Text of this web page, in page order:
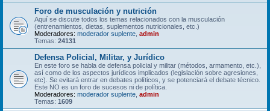
Foro de musculación y nutrición
Aquí se discute todos los temas relacionados con la musculación
(entrenamientos, dietas, suplementos nutricionales, etc.)
Moderadores: moderador suplente admin
Temas: 24131
Defensa Policial, Militar, y Jurídico
En este foro se habla de defensa policial y militar (métodos, armamento, etc.),
así como de los aspectos jurídicos implicados (legislación sobre agresiones,
etc). Se evitará entrar en debates políticos, y se potenciará el debate técnico.
Este NO es un foro de sucesos ni de política.
Moderadores: moderador suplente admin
Temas: 1609